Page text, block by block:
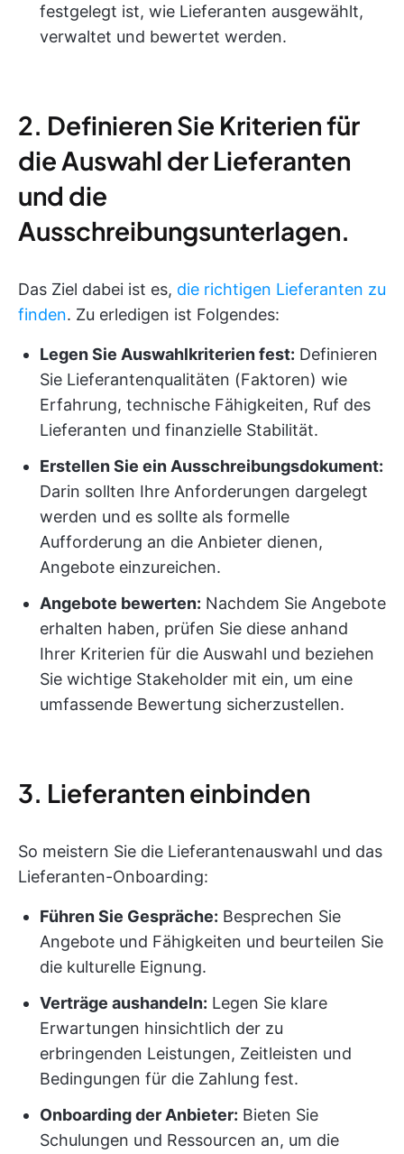
festgelegt ist, wie Lieferanten ausgewählt,
verwaltet und bewertet werden.
2. Definieren Sie Kriterien für
die Auswahl der Lieferanten
und die
Ausschreibungsunterlagen.
Das Ziel dabei ist es, die richtigen Lieferanten zu
finden. Zu erledigen ist Folgendes:
Legen Sie Auswahlkriterien fest: Definieren
Sie Lieferantenqualitäten (Faktoren) wie
Erfahrung, technische Fähigkeiten, Ruf des
Lieferanten und finanzielle Stabilität.
Erstellen Sie ein Ausschreibungsdokument:
Darin sollten Ihre Anforderungen dargelegt
werden und es sollte als formelle
Aufforderung an die Anbieter dienen,
Angebote einzureichen.
Angebote bewerten: Nachdem Sie Angebote
erhalten haben, prüfen Sie diese anhand
Ihrer Kriterien für die Auswahl und beziehen
Sie wichtige Stakeholder mit ein, um eine
umfassende Bewertung sicherzustellen.
3. Lieferanten einbinden
So meistern Sie die Lieferantenauswahl und das
Lieferanten-Onboarding:
Führen Sie Gespräche: Besprechen Sie
Angebote und Fähigkeiten und beurteilen Sie
die kulturelle Eignung.
Verträge aushandeln: Legen Sie klare
Erwartungen hinsichtlich der zu
erbringenden Leistungen, Zeitleisten und
Bedingungen für die Zahlung fest.
Onboarding der Anbieter: Bieten Sie
Schulungen und Ressourcen an, um die